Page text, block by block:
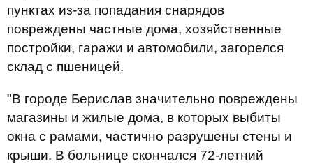
пунктах из-за попадания снарядов
повреждены частные дома, хозяйственные
постройки, гаражи и автомобили, загорелся
склад с пшеницей.
"В городе Берислав значительно повреждены
магазины и жилые дома, в которых выбиты
окна с рамами, частично разрушены стены и
крыши. В больнице скончался 72-летний